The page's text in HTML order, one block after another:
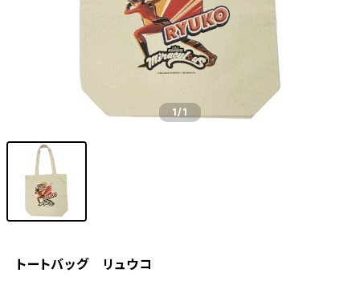
1/1
トートバッグ リュウコ